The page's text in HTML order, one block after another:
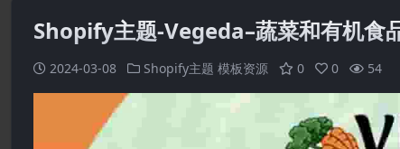
Shopify主题-Vegeda–蔬菜和有机食
2024-03-08 Shopify主题 模板资源 0 0 54